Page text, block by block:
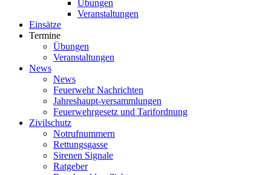
Übungen
Veranstaltungen
Einsätze
Termine
Übungen
Veranstaltungen
News
News
Feuerwehr Nachrichten
Jahreshaupt-versammlungen
Feuerwehrgesetz und Tarifordnung
Zivilschutz
Notrufnummern
Rettungsgasse
Sirenen Signale
Ratgeber